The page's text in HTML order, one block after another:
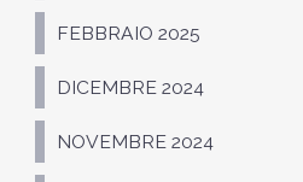
FEBBRAIO 2025
DICEMBRE 2024
NOVEMBRE 2024